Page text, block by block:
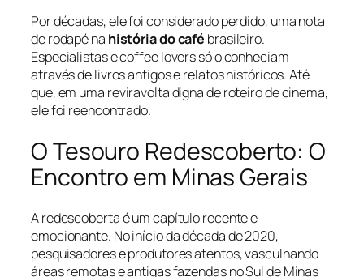
Por décadas, ele foi considerado perdido, uma nota
de rodapé na história do café brasileiro.
Especialistas ecoffee loverssó o conheciam
através de livros antigos e relatos históricos. Até
que, em uma reviravolta digna de roteiro de cinema,
ele foi reencontrado.
O Tesouro Redescoberto: O
Encontro em Minas Gerais
A redescoberta é um capítulo recente e
emocionante. No início da década de 2020,
pesquisadores e produtores atentos, vasculhando
áreas remotas e antigas fazendas no Sul de Minas